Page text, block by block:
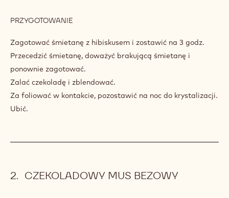
PRZYGOTOWANIE
Z
BIAŁEJ
CZEKOLADY
I
HIBISKUSA
Zagotować śmietanę z hibiskusem i zostawić na 3 godz.
Przecedzić śmietanę, doważyć brakującą śmietanę i
ponownie zagotować.
Zalać czekoladę i zblendować.
Za foliować w kontakcie, pozostawić na noc do krystalizacji.
Ubić.
CZEKOLADOWY MUS BEZOWY